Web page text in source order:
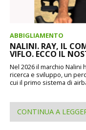
ABBIGLIAMENTO
NALINI. RAY, IL
VIFLO. ECCO IL
Nel 2026 il marchio Nalini
ricerca e sviluppo, un
cui il primo sistema di
CONTINUA A